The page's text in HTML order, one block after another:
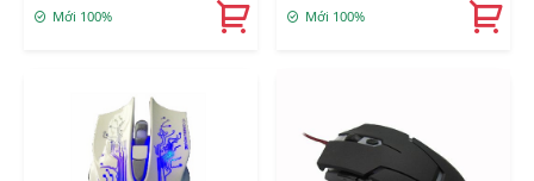
Mới 100% Mới 100%